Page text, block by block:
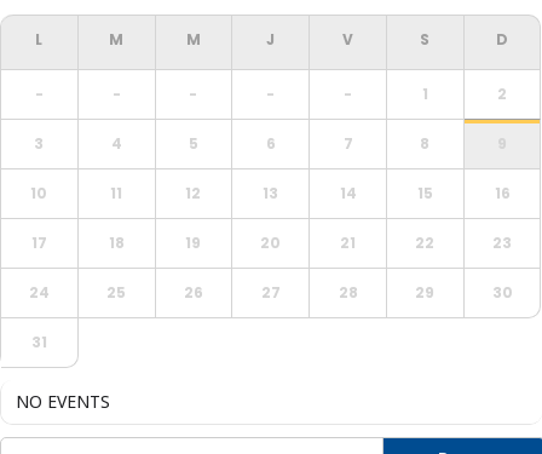
- - - - - 1 2
3 4 5 6 7 8 9
10 11 12 13 14 15 16
17 18 19 20 21 22 23
24 25 26 27 28 29 30
31
NO EVENTS